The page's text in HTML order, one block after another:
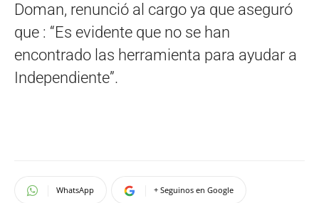
Doman, renunció al cargo ya que aseguró
que : “Es evidente que no se han
encontrado las herramienta para ayudar a
Independiente”.
WhatsApp + Seguinos en Google